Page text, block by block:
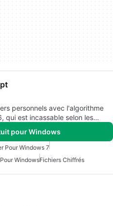
personnels avec l'algorithme
qui est incassable selon les
pour Windows
Pour Windows 7
WindowsFichiers Chiffrés